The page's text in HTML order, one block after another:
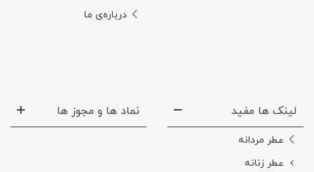
درباره‌ی ما
لینک ها مفید
عطر مردانه
عطر زنانه
نماد ها و مجوز ها